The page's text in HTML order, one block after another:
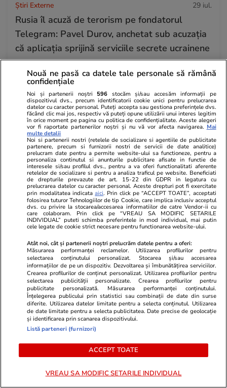
Știri Externe 29 iul.
Rusia îl acuză de terorism pe fondatorul
Telegram: Pavel Durov, anchetat sub acuzația
că aplicația sprijină serviciile secrete ucrainene
Citește mai multe
TRENDING
Politică 29 iul.
Ilie Bolojan, după oprirea ambelor reactoare
de la Cernavodă: „Reduceți consumul de
energie seara”
Ştiri 29 iul.
Diana Buzoianu acuză că încearcă în zadar să
intre în audiență la procuroarea generală a
României: „Am rămas șocată!”
Știri Externe 29 iul.
Ultima noapte a prințului saudit găsit mort
într-un hotel de lux din Londra: autopsia a
dezvăluit cauza morții
Horoscop 30 iulie 2026. Tauriii se interesează
Nouă ne pasă ca datele tale personale să rămână
confidențiale
Noi și partenerii noștri 596 stocăm și/sau accesăm informații pe
dispozitivul dvs., precum identificatorii cookie unici pentru prelucrarea
datelor cu caracter personal. Puteți accepta sau gestiona preferințele dvs.
făcând clic mai jos, respectiv vă puteți opune utilizării unui interes legitim
în orice moment pe pagina cu politica de confidențialitate. Aceste alegeri
vor fi raportate partenerilor noștri și nu vă vor afecta navigarea. Mai
multe detalii
Noi si partenerii nostri (retelele de socializare si agentiile de publicitate
partenere, precum si furnizorii nostri de servicii de date analitice)
prelucram date pentru a permite website-ului sa functioneze, pentru a
personaliza continutul si anunturile publicitare afisate in functie de
interesele si/sau profilul dvs., pentru a va oferi functionalitati aferente
retelelor de socializare si pentru a analiza traficul pe website. Beneficiati
de drepturile prevazute de art. 15-22 din GDPR in legatura cu
prelucrarea datelor cu caracter personal. Aceste drepturi pot fi exercitate
prin modalitatea indicataaici. Prin click pe “ACCEPT TOATE”, acceptati
folosirea tuturor Tehnologiilor de tip Cookie, care implica inclusiv acceptul
dvs. cu privire la stocarea/accesarea informatiilor de catre Vendor-ii cu
care colaboram. Prin click pe “VREAU SA MODIFIC SETARILE
INDIVIDUAL” puteti schimba preferintele in mod individual, mai putin
cele legate de cookie strict necesare pentru functionarea website-ului.
Atât noi, cât și partenerii noștri prelucrăm datele pentru a oferi:
Măsurarea performanței reclamelor. Utilizarea profilurilor pentru
selectarea conținutului personalizat. Stocarea și/sau accesarea
informațiilor de pe un dispozitiv. Dezvoltarea și îmbunătățirea serviciilor.
Crearea profilurilor de conținut personalizat. Utilizarea profilurilor pentru
selectarea publicității personalizate. Crearea profilurilor pentru
publicitate personalizată. Măsurarea performanței conținutului.
Înțelegerea publicului prin statistici sau combinații de date din surse
diferite. Utilizarea datelor limitate pentru a selecta conținutul. Utilizarea
de date limitate pentru a selecta publicitatea. Date precise de geolocație
și identificarea prin scanarea dispozitivului.
Listă parteneri (furnizori)
ACCEPT TOATE
VREAU SA MODIFIC SETARILE INDIVIDUAL